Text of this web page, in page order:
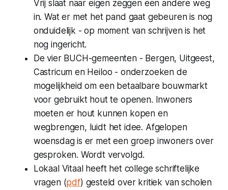
Vrij slaat naar eigen zeggen een andere weg
in. Wat er met het pand gaat gebeuren is nog
onduidelijk - op moment van schrijven is het
nog ingericht.
De vier BUCH-gemeenten - Bergen, Uitgeest,
Castricum en Heiloo - onderzoeken de
mogelijkheid om een betaalbare bouwmarkt
voor gebruikt hout te openen. Inwoners
moeten er hout kunnen kopen en
wegbrengen, luidt het idee. Afgelopen
woensdag is er met een groep inwoners over
gesproken. Wordt vervolgd.
Lokaal Vitaal heeft het college schriftelijke
vragen (pdf) gesteld over kritiek van scholen